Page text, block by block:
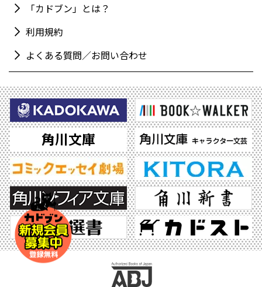
「カドブン」とは？
利用規約
よくある質問／お問い合わせ